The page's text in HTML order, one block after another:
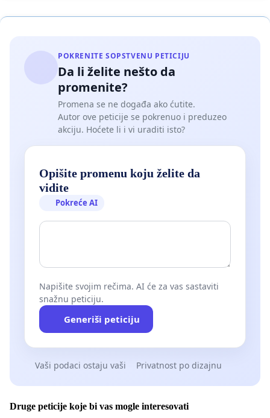
POKRENITE SOPSTVENU PETICIJU
Da li želite nešto da
promenite?
Promena se ne događa ako ćutite.
Autor ove peticije se pokrenuo i preduzeo
akciju. Hoćete li i vi uraditi isto?
Opišite promenu koju želite da
vidite
Pokreće AI
Napišite svojim rečima. AI će za vas sastaviti
snažnu peticiju.
Generiši peticiju
Vaši podaci ostaju vaši Privatnost po dizajnu
Druge peticije koje bi vas mogle interesovati